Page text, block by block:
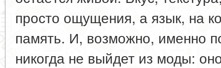
просто ощущения, а язык, на
память. И, возможно, именно
никогда не выйдет из моды: